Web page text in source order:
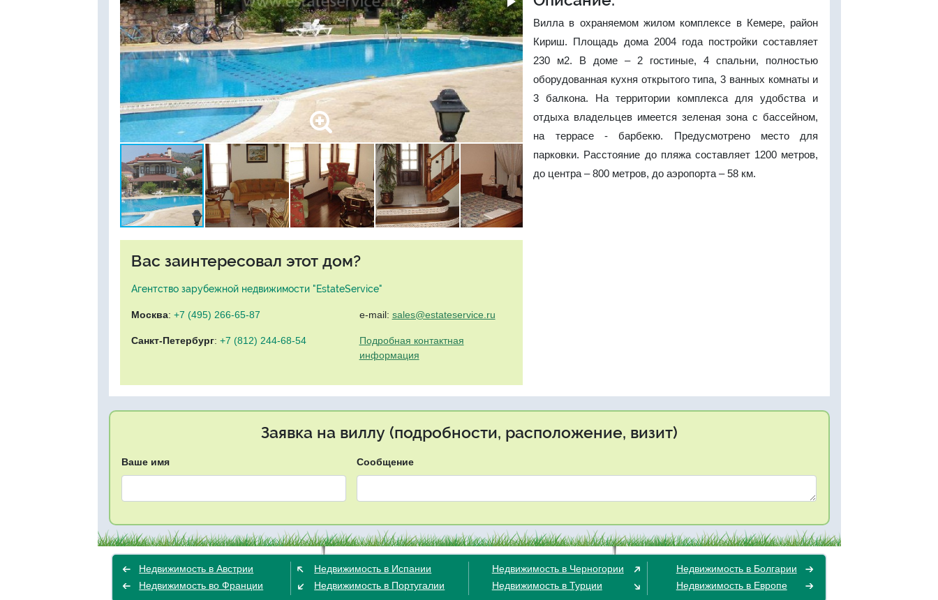
Вас заинтересовал этот дом?
Агентство зарубежной недвижимости "EstateService"
Москва: +7 (495) 266-65-87
Санкт-Петербург: +7 (812) 244-68-54
e-mail: sales@estateservice.ru
Подробная контактная
информация
Вилла в охраняемом жилом комплексе в Кемере, район
Кириш. Площадь дома 2004 года постройки составляет
230 м2. В доме – 2 гостиные, 4 спальни, полностью
оборудованная кухня открытого типа, 3 ванных комнаты и
3 балкона. На территории комплекса для удобства и
отдыха владельцев имеется зеленая зона с бассейном,
на террасе - барбекю. Предусмотрено место для
парковки. Расстояние до пляжа составляет 1200 метров,
до центра – 800 метров, до аэропорта – 58 км.
Заявка на виллу (подробности, расположение, визит)
Ваше имя Сообщение
Недвижимость в Австрии
Недвижимость во Франции
Недвижимость в Испании
Недвижимость в Португалии
Недвижимость в Черногории
Недвижимость в Турции
Недвижимость в Болгарии
Недвижимость в Европе